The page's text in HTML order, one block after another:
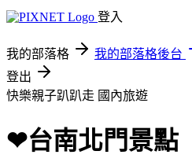
登入
我的部落格 我的部落格後台
登出
快樂親子趴趴走 國內旅遊
❤台南北門景點